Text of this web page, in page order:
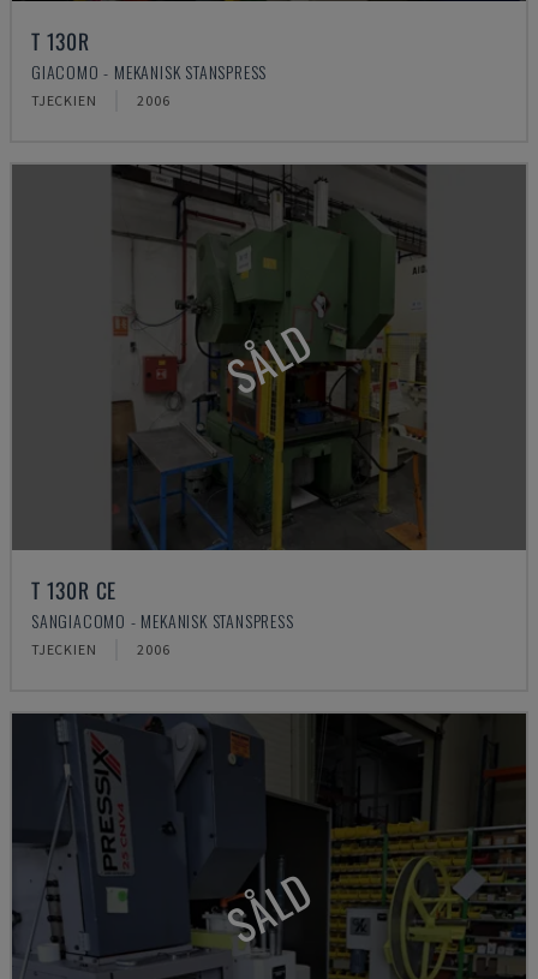
T 130R
GIACOMO - MEKANISK STANSPRESS
TJECKIEN 2006
SÅLD
T 130R CE
SANGIACOMO - MEKANISK STANSPRESS
TJECKIEN 2006
SÅLD